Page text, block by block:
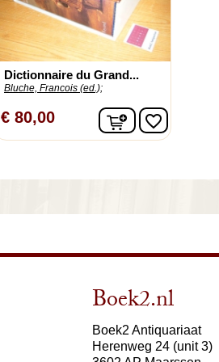
Dictionnaire du Grand...
Bluche, Francois (ed.);
€ 80,00 In winkelwagen
favorite_border
Boek2.nl
Boek2 Antiquariaat
Herenweg 24 (unit 3)